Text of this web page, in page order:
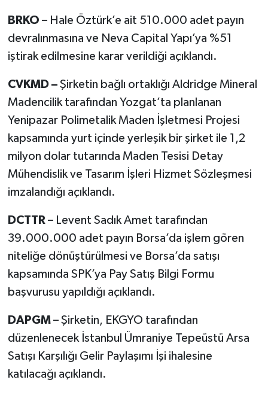
BRKO – Hale Öztürk’e ait 510.000 adet payın
devralınmasına ve Neva Capital Yapı’ya %51
iştirak edilmesine karar verildiği açıklandı.
CVKMD – Şirketin bağlı ortaklığı Aldridge Mineral
Madencilik tarafından Yozgat’ta planlanan
Yenipazar Polimetalik Maden İşletmesi Projesi
kapsamında yurt içinde yerleşik bir şirket ile 1,2
milyon dolar tutarında Maden Tesisi Detay
Mühendislik ve Tasarım İşleri Hizmet Sözleşmesi
imzalandığı açıklandı.
DCTTR – Levent Sadık Amet tarafından
39.000.000 adet payın Borsa’da işlem gören
niteliğe dönüştürülmesi ve Borsa’da satışı
kapsamında SPK’ya Pay Satış Bilgi Formu
başvurusu yapıldığı açıklandı.
DAPGM – Şirketin, EKGYO tarafından
düzenlenecek İstanbul Ümraniye Tepeüstü Arsa
Satışı Karşılığı Gelir Paylaşımı İşi ihalesine
katılacağı açıklandı.